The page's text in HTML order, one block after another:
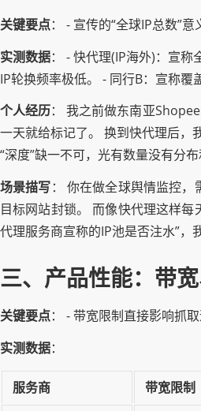
关键要点： - 宣传的“全球IP总数”
实测数据： - 快代理(IP海外)：宣
IP轮换频率极低。 - 同行B：宣称
个人经历： 我之前做东南亚
一天就给标记了。 换到快代理后，
“深度”缺一不可，光有数量没有分
场景描写： 你在做全球舆情监控
目标网站封锁。 而像快代理这样
代理服务商宣称的IP池是否注水”
三、产品性能：带
关键要点： - 带宽限制直接影响抓
实测数据：
服务商 带宽限制